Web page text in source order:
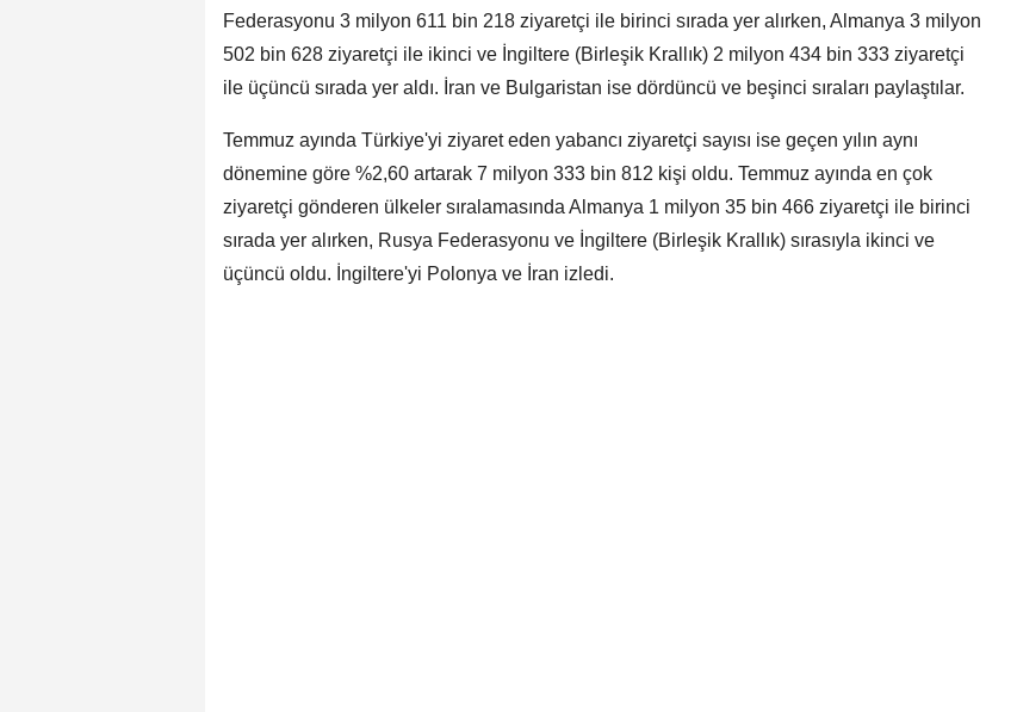
Federasyonu 3 milyon 611 bin 218 ziyaretçi ile birinci sırada yer alırken, Almanya 3 milyon
502 bin 628 ziyaretçi ile ikinci ve İngiltere (Birleşik Krallık) 2 milyon 434 bin 333 ziyaretçi
ile üçüncü sırada yer aldı. İran ve Bulgaristan ise dördüncü ve beşinci sıraları paylaştılar.
Temmuz ayında Türkiye'yi ziyaret eden yabancı ziyaretçi sayısı ise geçen yılın aynı
dönemine göre %2,60 artarak 7 milyon 333 bin 812 kişi oldu. Temmuz ayında en çok
ziyaretçi gönderen ülkeler sıralamasında Almanya 1 milyon 35 bin 466 ziyaretçi ile birinci
sırada yer alırken, Rusya Federasyonu ve İngiltere (Birleşik Krallık) sırasıyla ikinci ve
üçüncü oldu. İngiltere'yi Polonya ve İran izledi.